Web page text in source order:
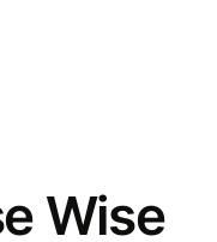
Wise